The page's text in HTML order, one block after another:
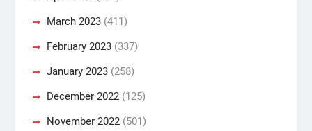
March 2023(411)
February 2023(337)
January 2023(258)
December 2022(125)
November 2022(501)